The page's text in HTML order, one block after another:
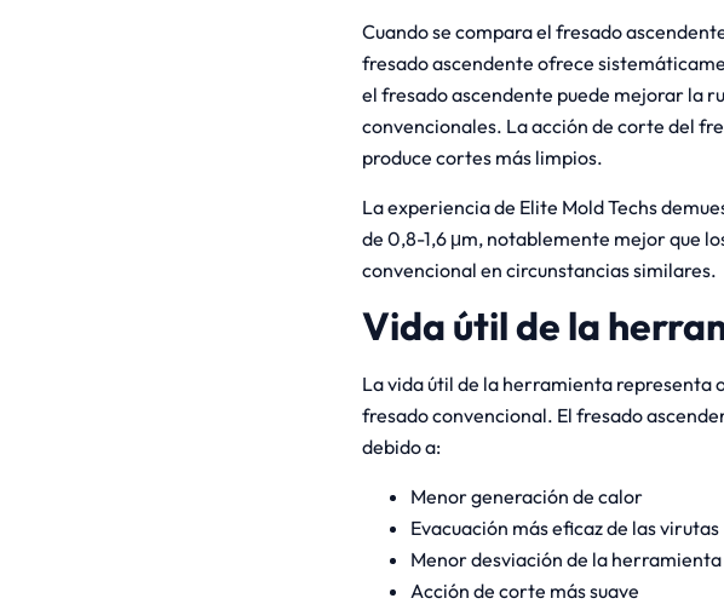
Cuando se compara el fresado
fresado ascendente ofrece
el fresado ascendente puede mejorar la
convencionales. La acción de corte del
produce cortes más limpios.
La experiencia de Elite Mold Techs
de 0,8-1,6 μm, notablemente mejor que
convencional en circunstancias similares.
Vida útil de la
La vida útil de la herramienta representa
fresado convencional. El fresado
debido a:
Menor generación de calor
Evacuación más eficaz de las virutas
Menor desviación de la herramienta
Acción de corte más suave